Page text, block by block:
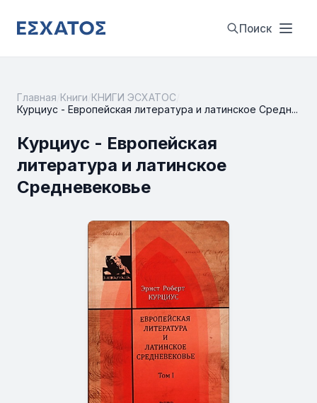
Поиск
Главная Книги КНИГИ ЭСХАТОС
Курциус - Европейская литература и латинское Средн...
Курциус - Европейская
литература и латинское
Средневековье